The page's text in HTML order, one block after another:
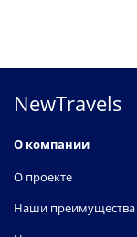
NewTravels
О компании
О проекте
Наши преимущества